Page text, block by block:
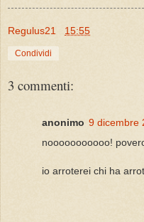
Regulus21 15:55
Condividi
3 commenti:
anonimo 9 dicembre
nooooooooooo!
io arroterei chi ha